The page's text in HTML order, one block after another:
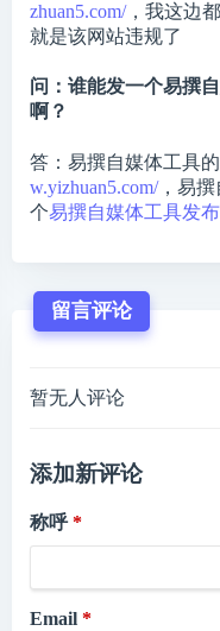
zhuan5.com/，我这边
就是该网站违规了
问：谁能发一个易撰
啊？
答：易撰自媒体工具
w.yizhuan5.com/，易撰
个易撰自媒体工具发
留言评论
暂无人评论
添加新评论
称呼
Email